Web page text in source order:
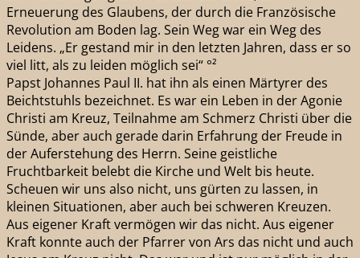
Erneuerung des Glaubens, der durch die Französische
Revolution am Boden lag. Sein Weg war ein Weg des
Leidens. „Er gestand mir in den letzten Jahren, dass er so
viel litt, als zu leiden möglich sei“ °²
Papst Johannes Paul II. hat ihn als einen Märtyrer des
Beichtstuhls bezeichnet. Es war ein Leben in der Agonie
Christi am Kreuz, Teilnahme am Schmerz Christi über die
Sünde, aber auch gerade darin Erfahrung der Freude in
der Auferstehung des Herrn. Seine geistliche
Fruchtbarkeit belebt die Kirche und Welt bis heute.
Scheuen wir uns also nicht, uns gürten zu lassen, in
kleinen Situationen, aber auch bei schweren Kreuzen.
Aus eigener Kraft vermögen wir das nicht. Aus eigener
Kraft konnte auch der Pfarrer von Ars das nicht und auch